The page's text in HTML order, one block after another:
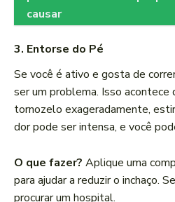
causar
3. Entorse do Pé
Se você é ativo e gosta de
ser um problema. Isso acontece
tornozelo exageradamente,
dor pode ser intensa, e você
O que fazer? Aplique uma
para ajudar a reduzir o inchaço.
procurar um hospital.